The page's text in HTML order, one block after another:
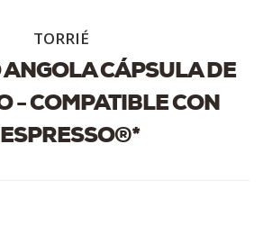
TORRIÉ
ANGOLA CÁPSULA DE
- COMPATIBLE CON